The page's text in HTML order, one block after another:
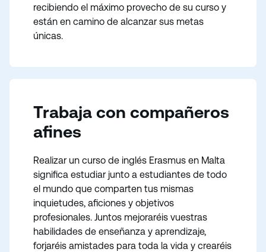
recibiendo el máximo provecho de su curso y
están en camino de alcanzar sus metas
únicas.
Trabaja con compañeros
afines
Realizar un curso de inglés Erasmus en Malta
significa estudiar junto a estudiantes de todo
el mundo que comparten tus mismas
inquietudes, aficiones y objetivos
profesionales. Juntos mejoraréis vuestras
habilidades de enseñanza y aprendizaje,
forjaréis amistades para toda la vida y crearéis